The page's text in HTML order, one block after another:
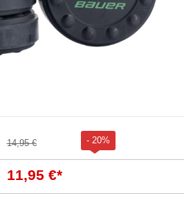
14,95 € - 20%
11,95 €*